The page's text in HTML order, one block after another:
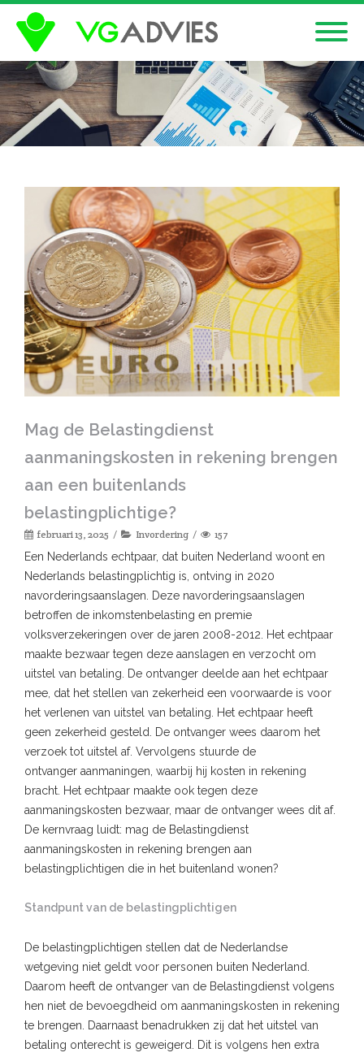
Mag de Belastingdienst
aanmaningskosten in rekening brengen
aan een buitenlands
belastingplichtige?
februari 13, 2025 Invordering 157
Een Nederlands echtpaar, dat buiten Nederland woont en
Nederlands belastingplichtig is, ontving in 2020
navorderingsaanslagen. Deze navorderingsaanslagen
betroffen de inkomstenbelasting en premie
volksverzekeringen over de jaren 2008-2012. Het echtpaar
maakte bezwaar tegen deze aanslagen en verzocht om
uitstel van betaling. De ontvanger deelde aan het echtpaar
mee, dat het stellen van zekerheid een voorwaarde is voor
het verlenen van uitstel van betaling. Het echtpaar heeft
geen zekerheid gesteld. De ontvanger wees daarom het
verzoek tot uitstel af. Vervolgens stuurde de
ontvanger aanmaningen, waarbij hij kosten in rekening
bracht. Het echtpaar maakte ook tegen deze
aanmaningskosten bezwaar, maar de ontvanger wees dit af.
De kernvraag luidt: mag de Belastingdienst
aanmaningskosten in rekening brengen aan
belastingplichtigen die in het buitenland wonen?
Standpunt van de belastingplichtigen
De belastingplichtigen stellen dat de Nederlandse
wetgeving niet geldt voor personen buiten Nederland.
Daarom heeft de ontvanger van de Belastingdienst volgens
hen niet de bevoegdheid om aanmaningskosten in rekening
te brengen. Daarnaast benadrukken zij dat het uitstel van
betaling onterecht is geweigerd. Dit is volgens hen extra